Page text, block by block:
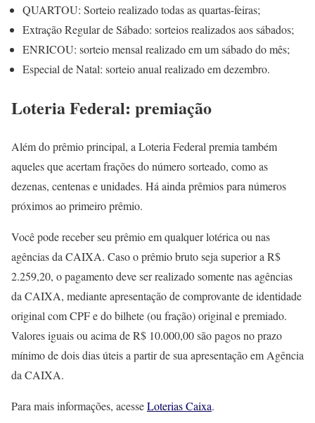
QUARTOU: Sorteio realizado todas as quartas-feiras;
Extração Regular de Sábado: sorteios realizados aos sábados;
ENRICOU: sorteio mensal realizado em um sábado do mês;
Especial de Natal: sorteio anual realizado em dezembro.
Loteria Federal: premiação
Além do prêmio principal, a Loteria Federal premia também
aqueles que acertam frações do número sorteado, como as
dezenas, centenas e unidades. Há ainda prêmios para números
próximos ao primeiro prêmio.
Você pode receber seu prêmio em qualquer lotérica ou nas
agências da CAIXA. Caso o prêmio bruto seja superior a ​R$
2.259,20, o pagamento deve ser realizado somente nas agências
da CAIXA, mediante apresentação de comprovante de identidade
original com CPF e do bilhete (ou fração) original e premiado.
Valores iguais ou acima de R$ 10.000,00 são pagos no prazo
mínimo de dois dias úteis a partir de sua apresentação em Agência
da CAIXA.
Para mais informações, acesseLoterias Caixa.